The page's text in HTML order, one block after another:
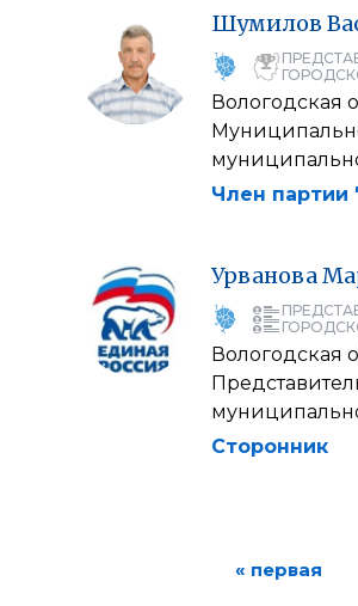
Шумилов
Вологодская
Член партии
Урванова
Вологодская
Сторонник
« первая